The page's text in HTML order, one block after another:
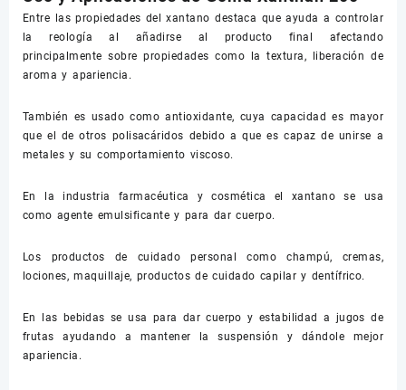
Entre las propiedades del xantano destaca que ayuda a controlar
la reología al añadirse al producto final afectando
principalmente sobre propiedades como la textura, liberación de
aroma y apariencia.
También es usado como antioxidante, cuya capacidad es mayor
que el de otros polisacáridos debido a que es capaz de unirse a
metales y su comportamiento viscoso.
En la industria farmacéutica y cosmética el xantano se usa
como agente emulsificante y para dar cuerpo.
Los productos de cuidado personal como champú, cremas,
lociones, maquillaje, productos de cuidado capilar y dentífrico.
En las bebidas se usa para dar cuerpo y estabilidad a jugos de
frutas ayudando a mantener la suspensión y dándole mejor
apariencia.